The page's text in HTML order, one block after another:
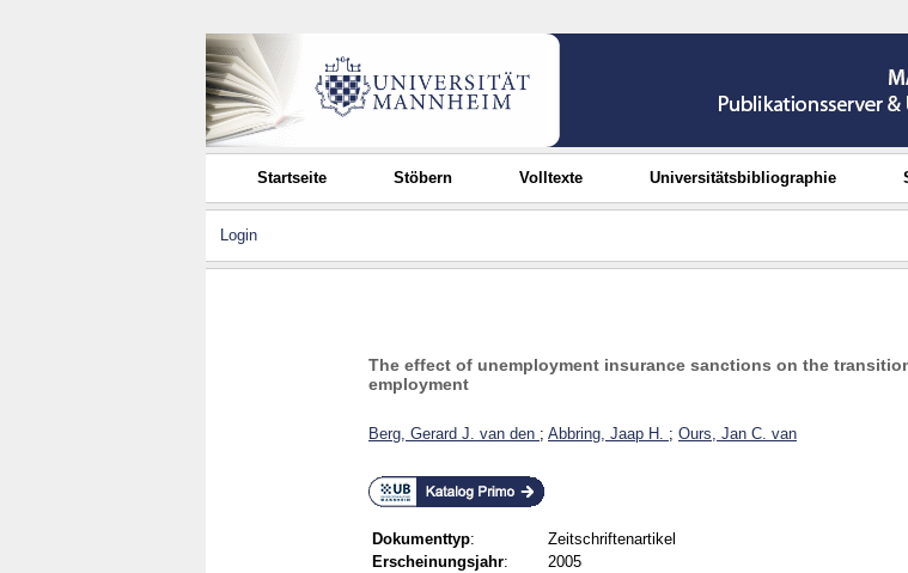
Startseite Stöbern Volltexte Universitätsbibliographie
Login
The effect of unemployment insurance sanctions on the
employment
Berg, Gerard J. van den ; Abbring, Jaap H. ; Ours, Jan C. van
Dokumenttyp:
Zeitschriftenartikel
Erscheinungsjahr:
2005